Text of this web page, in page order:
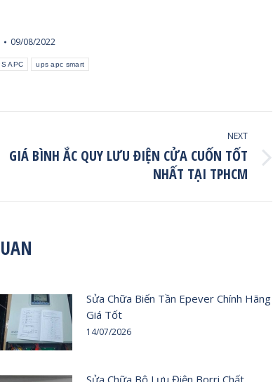
09/08/2022
APC ups apc smart
NEXT
Next
GIÁ BÌNH ẮC QUY LƯU ĐIỆN CỬA CUỐN TỐT
NHẤT TẠI TPHCM
Sửa Chữa Biến Tần Epever Chính Hãng
Giá Tốt
14/07/2026
Sửa Chữa Bộ Lưu Điện Borri Chất